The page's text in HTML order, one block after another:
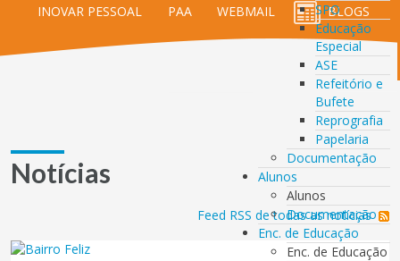
SPO
Educação
Especial
ASE
Refeitório e
Bufete
Reprografia
Papelaria
Documentação
Alunos
Alunos
Documentação
Enc. de Educação
Enc. de Educação
INOVAR PESSOAL
PAA WEBMAIL BLOGS
Notícias
Feed RSS de todas as notícias